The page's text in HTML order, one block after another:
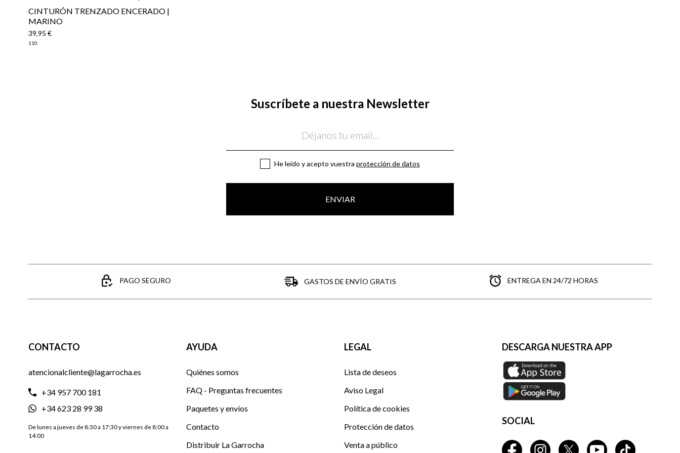
CINTURÓN TRENZADO ENCERADO |
MARINO
39,95 €
110
Suscríbete a nuestra Newsletter
He leído y acepto vuestra protección de datos
ENVIAR
PAGO SEGURO GASTOS DE ENVÍO GRATIS ENTREGA EN 24/72 HORAS
CONTACTO
atencionalcliente@lagarrocha.es
+34 957 700 181
+34 623 28 99 38
De lunes a jueves de 8:30 a 17:30 y viernes de 8:00 a
14:00
AYUDA
Quiénes somos
FAQ - Preguntas frecuentes
Paquetes y envíos
Contacto
Distribuir La Garrocha
LEGAL
Lista de deseos
Aviso Legal
Política de cookies
Protección de datos
Venta a público
DESCARGA NUESTRA APP
SOCIAL